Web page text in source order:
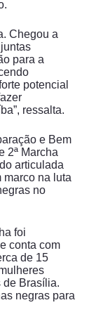
Chegou a
para a
potencial
ressalta.
e Bem
2ª Marcha
articulada
marco na luta
no
foi
conta com
de 15
de Brasília.
negras para